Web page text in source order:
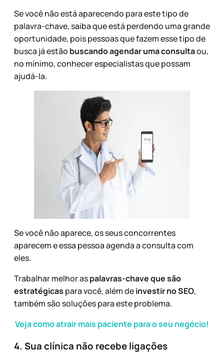
Se você não está aparecendo para este tipo de
palavra-chave, saiba que está perdendo uma grande
oportunidade, pois pessoas que fazem esse tipo de
busca já estão buscando agendar uma consultaou,
no mínimo, conhecer especialistas que possam
ajudá-la.
Se você não aparece, os seus concorrentes
aparecem e essa pessoa agenda a consulta com
eles.
Trabalhar melhor aspalavras-chave que são
estratégicas para você, além deinvestir no SEO,
também são soluções para este problema.
Veja como atrair mais paciente para o seu negócio!
4. Sua clínica não recebe ligações